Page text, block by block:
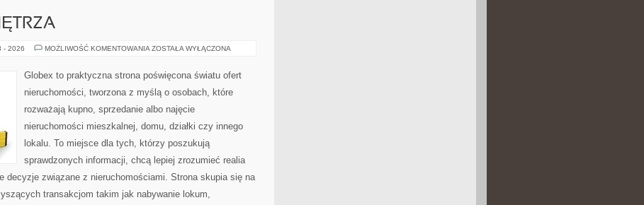
- 2026 MOŻLIWOŚĆ KOMENTOWANIA STYL
WNĘTRZA
ZOSTAŁA WYŁĄCZONA
Globex to praktyczna strona poświęcona światu ofert
nieruchomości, tworzona z myślą o osobach, które
rozważają kupno, sprzedanie albo najęcie
nieruchomości mieszkalnej, domu, działki czy innego
lokalu. To miejsce dla tych, którzy poszukują
sprawdzonych informacji, chcą lepiej zrozumieć realia
decyzje związane z nieruchomościami. Strona skupia się na
transakcjom takim jak nabywanie lokum,